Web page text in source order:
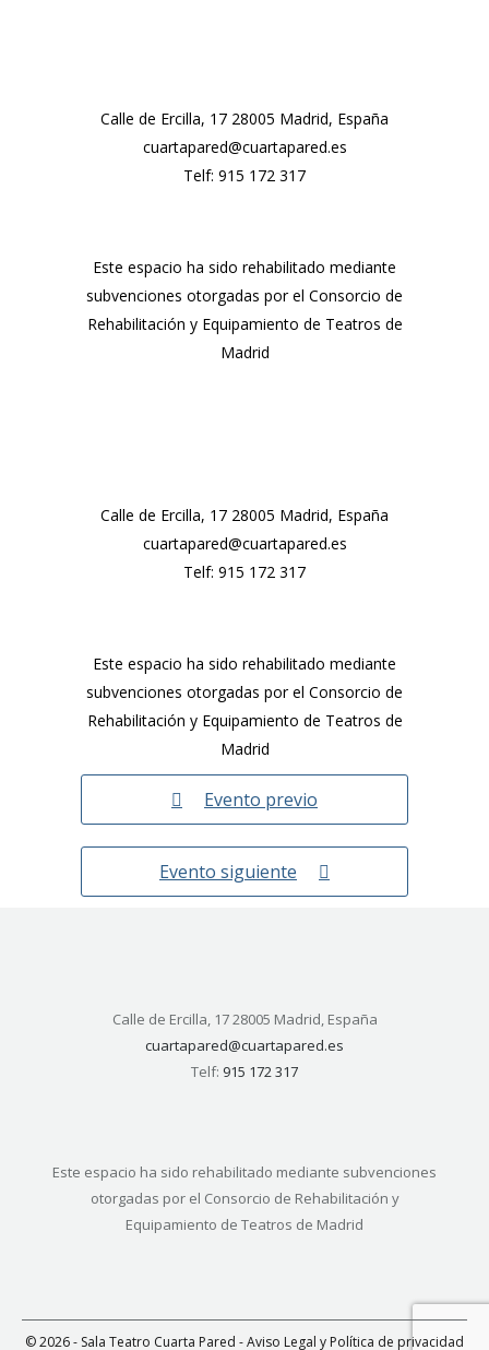
Calle de Ercilla, 17 28005 Madrid, España
cuartapared@cuartapared.es
Telf: 915 172 317
Este espacio ha sido rehabilitado mediante
subvenciones otorgadas por el Consorcio de
Rehabilitación y Equipamiento de Teatros de
Madrid
Calle de Ercilla, 17 28005 Madrid, España
cuartapared@cuartapared.es
Telf: 915 172 317
Este espacio ha sido rehabilitado mediante
subvenciones otorgadas por el Consorcio de
Rehabilitación y Equipamiento de Teatros de
Madrid
Evento previo
Evento siguiente
Calle de Ercilla, 17 28005 Madrid, España
cuartapared@cuartapared.es
Telf: 915 172 317
Este espacio ha sido rehabilitado mediante subvenciones
otorgadas por el Consorcio de Rehabilitación y
Equipamiento de Teatros de Madrid
© 2026 - Sala Teatro Cuarta Pared -Aviso Legal y Política de privacidad